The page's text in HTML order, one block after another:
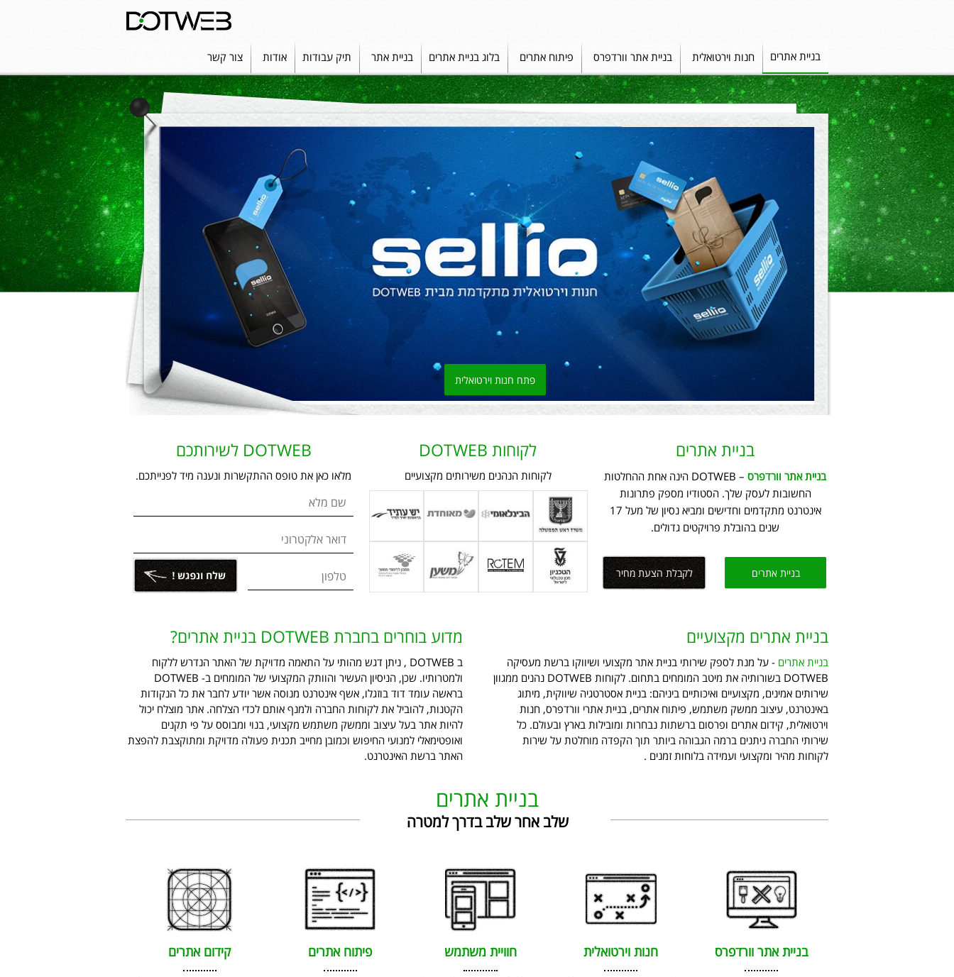
בניית אתרים חנות וירטואלית בניית אתר וורדפרס פיתוח אתרים בלוג בניית אתרים בניית אתר תיק עבודות אודות צור קשר
פתח חנות וירטואלית
בניית אתרים
בניית אתר וורדפרס
– DOTWEB הינה אחת ההחלטות
החשובות לעסק שלך. הסטודיו מספק פתרונות
אינטרנט מתקדמים וחדישים ומביא נסיון של מעל 17
שנים בהובלת פרויקטים גדולים.
בניית אתרים לקבלת הצעת מחיר
לקוחות DOTWEB
לקוחות הנהנים משירותים מקצועיים
DOTWEB לשירותכם
מלאו כאן את טופס ההתקשרות ונענה מיד לפנייתכם.
שם מלא
דואר אלקטרוני
טלפון
בניית אתרים מקצועיים
בניית אתרים - על מנת לספק שירותי בניית אתר מקצועי ושיווקו ברשת מעסיקה
DOTWEB בשורותיה את מיטב המומחים בתחום. לקוחות DOTWEB נהנים ממגוון
שירותים אמינים, מקצועיים ואיכותיים ביניהם: בניית אסטרטגיה שיווקית, מיתוג
באינטרנט, עיצוב ממשק משתמש, פיתוח אתרים, בניית אתרי וורדפרס, חנות
וירטואלית, קידום אתרים ופרסום ברשתות נבחרות ומובילות בארץ ובעולם. כל
שירותי החברה ניתנים ברמה הגבוהה ביותר תוך הקפדה מוחלטת על שירות
לקוחות מהיר ומקצועי ועמידה בלוחות זמנים .
מדוע בוחרים בחברת DOTWEB בניית אתרים?
ב DOTWEB , ניתן דגש מהותי על התאמה מדויקת של האתר הנדרש ללקוח
ולמטרותיו. שכן, הניסיון העשיר והוותק המקצועי של המומחים ב- DOTWEB
בראשה עומד דוד בוזגלו, אשף אינטרנט מנוסה אשר יודע לחבר את כל הנקודות
הקטנות, להוביל את לקוחות החברה ולמנף אותם לכדי הצלחה. אתר מוצלח יכול
להיות אתר בעל עיצוב וממשק משתמש מקצועי, בנוי ומבוסס על פי תקנים
ואופטימאלי למנועי החיפוש וכמובן מחייב תכנית פעולה מדויקת ומתוקצבת להפצת
האתר ברשת האינטרנט.
בניית אתרים
שלב אחר שלב בדרך למטרה
בניית אתר וורדפרס חנות וירטואלית חוויית משתמש פיתוח אתרים קידום אתרים